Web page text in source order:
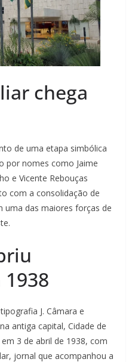
chega
de uma etapa simbólica
por nomes como Jaime
e Vicente Rebouças
com a consolidação de
uma das maiores forças de
J. Câmara e
antiga capital, Cidade de
3 de abril de 1938, com
jornal que acompanhou a